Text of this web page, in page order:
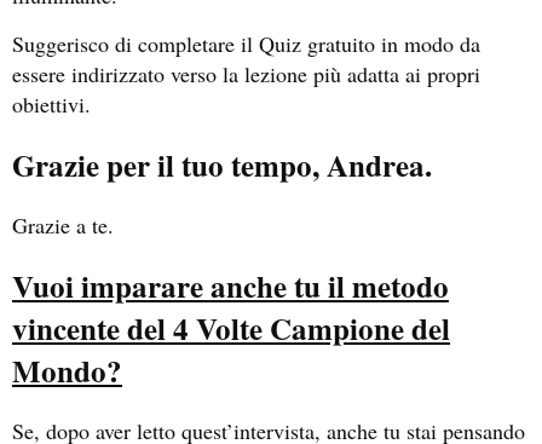
Suggerisco di completare il Quiz gratuito in modo da
essere indirizzato verso la lezione più adatta ai propri
obiettivi.
Grazie per il tuo tempo, Andrea.
Grazie a te.
Vuoi imparare anche tu il metodo
vincente del 4 Volte Campione del
Mondo?
Se, dopo aver letto quest’intervista, anche tu stai pensando